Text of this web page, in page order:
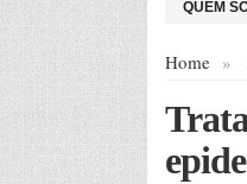
QUEM
Home »